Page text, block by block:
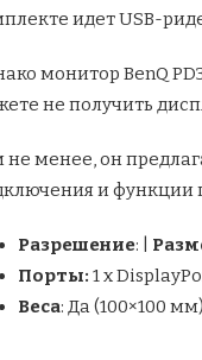
идет USB-
монитор BenQ
не получить
не менее, он
и функции
Разрешение: |
Порты: 1 х
Веса: Да (100×100 мм)